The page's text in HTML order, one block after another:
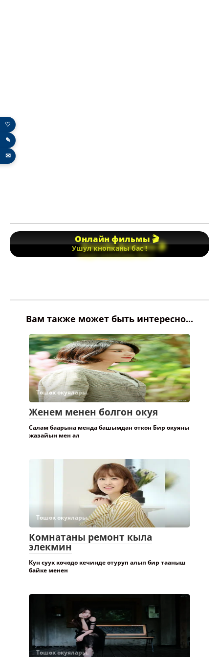
Онлайн фильмы 🎬
Ушул кнопканы бас !
Вам также может быть интересно...
Төшөк окуялары.
Женем менен болгон окуя
Салам баарына менда башымдан откон Бир окуяны
жазайын мен ал
Төшөк окуялары.
Комнатаны ремонт кыла
элекмин
Кун суук кочодо кечинде отуруп алып бир тааныш
байке менен
Төшөк окуялары.
♡
✎
✉